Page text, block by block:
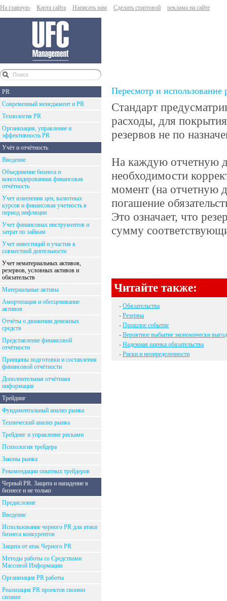
На главную Карта сайта Написать нам Сделать стартовой реклама на сайте
PR
Современный менеджмент и PR
Технология PR
Организация, управление и
эффективность PR
Учёт и отчётность
Введение
Объединение бизнеса и
консолидированная финансовая
отчётность
Учет изменения цен, валютных
курсов и финансовая учетность в
период инфляции
Учет финансовых инструментов и
затрат по займам
Учет инвестиций и участия в
совместной деятельности
Учет нематериальных активов,
резервов, условных активов и
обязательств
Материальные активы
Амортизация и обесценивание
активов
Отчёты о движении денежных
средств
Представление финансовой
отчётности
Принципы подготовки и составления
финансовой отчётности
Дополнительная отчётнаяя
информация
Трейдинг
Фундаментальный анализ рынка
Технический анализ рынка
Трейдинг и управление рисками
Психология трейдера
Законы рынка
Рекомендации опытных трейдеров
Черный PR. Защита и нападение в
бизнесе и не только
Предисловие
Введение
Использование черного PR для атаки
бизнеса конкурентов
Защита от атак Черного PR
Методы работы со Средствами
Массовой Информации
Организация PR работы
Реализация PR проектов своими
силами
Пересмотр и использование
Стандарт
расходы, для
резервов не по
На каждую отчетную
необходимости
момент (на отчетную
погашение
Это означает, что
сумму
Читайте также:
- Обязательства
- Резервы
- Прошлое событие
- Вероятное выбытие экономически
- Надежная оценка обязательства
- Риски и неопределенности